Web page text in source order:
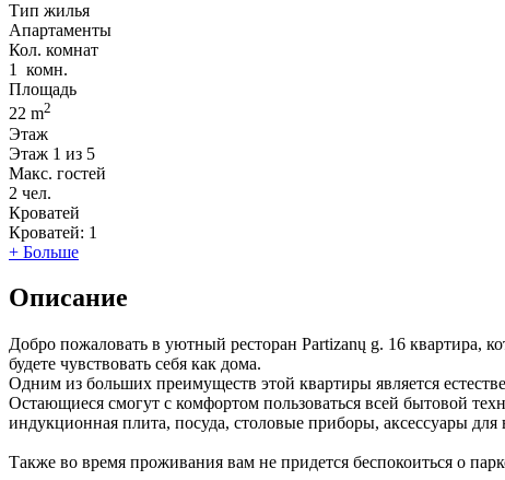
Тип жилья
Апартаменты
Кол. комнат
1
комн.
Площадь
22 m2
Этаж
Этаж 1 из 5
Макс. гостей
2 чел.
Кроватей
Кроватей: 1
+ Больше
Описание
Добро пожаловать в уютный ресторан Partizanų g. 16 квартира,
будете чувствовать себя как дома.
Одним из больших преимуществ этой квартиры является
Остающиеся смогут с комфортом пользоваться всей бытовой
индукционная плита, посуда, столовые приборы, аксессуары
Также во время проживания вам не придется беспокоиться о